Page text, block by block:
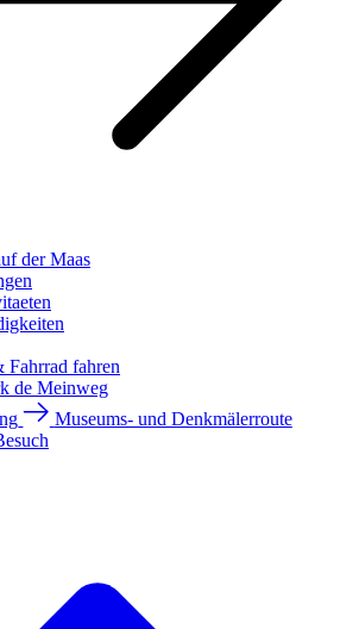
der Maas
Fahrrad fahren
de Meinweg
Museums- und Denkmälerroute